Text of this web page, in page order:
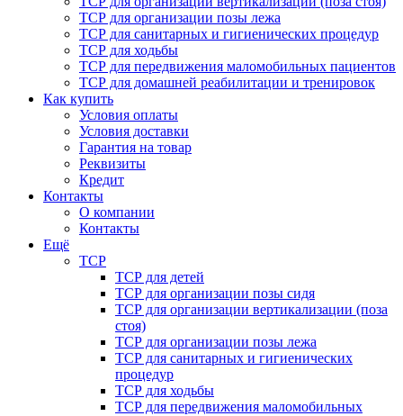
ТСР для организации позы лежа
ТСР для санитарных и гигиенических процедур
ТСР для ходьбы
ТСР для передвижения маломобильных пациентов
ТСР для домашней реабилитации и тренировок
Как купить
Условия оплаты
Условия доставки
Гарантия на товар
Реквизиты
Кредит
Контакты
О компании
Контакты
Ещё
ТСР
ТСР для детей
ТСР для организации позы сидя
ТСР для организации вертикализации (поза
стоя)
ТСР для организации позы лежа
ТСР для санитарных и гигиенических
процедур
ТСР для ходьбы
ТСР для передвижения маломобильных